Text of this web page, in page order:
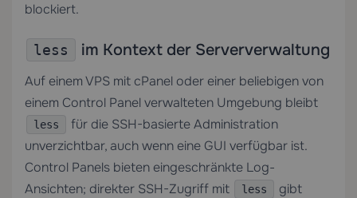
blockiert.
less im Kontext der Serververwaltung
Auf einemVPS mit cPanel oder einer beliebigen von
einem Control Panel verwalteten Umgebung bleibt
less
für die SSH-basierte Administration
unverzichtbar, auch wenn eine GUI verfügbar ist.
Control Panels bieten eingeschränkte Log-
Ansichten; direkter SSH-Zugriff mit
less
gibt